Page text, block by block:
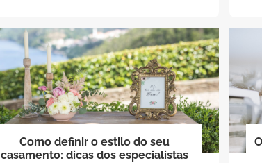
Como definir o estilo do seu
casamento: dicas dos especialistas